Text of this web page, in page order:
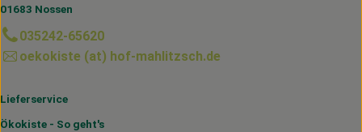
01683 Nossen
035242-65620
oekokiste (at) hof-mahlitzsch.de
Lieferservice
Ökokiste - So geht's